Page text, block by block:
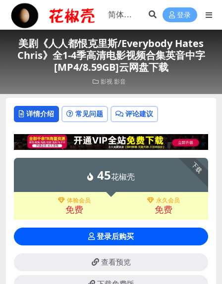
登录
美剧《人人都恨克里斯/Everybody Hates
Chris》全1-4季高清电影视频合集英音中字
[MP4/8.59GB]云网盘下载
影视 影音
详情介绍 常见问题 评论建议
下载
45花椒壳
体验会员
免费
永久会员
免费
登录后购买
查看预览